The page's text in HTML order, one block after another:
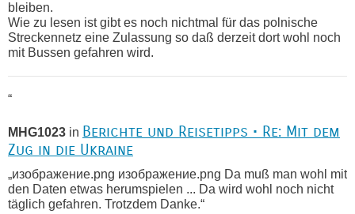
bleiben.
Wie zu lesen ist gibt es noch nichtmal für das polnische
Streckennetz eine Zulassung so daß derzeit dort wohl noch
mit Bussen gefahren wird.
“
MHG1023 in Berichte und Reisetipps • Re: Mit dem
Zug in die Ukraine
„изображение.png изображение.png Da muß man wohl mit
den Daten etwas herumspielen ... Da wird wohl noch nicht
täglich gefahren. Trotzdem Danke.“